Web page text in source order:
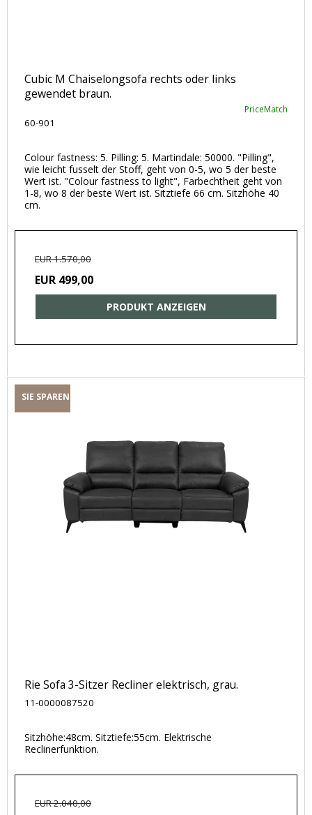
Cubic M Chaiselongsofa rechts oder links
gewendet braun.
PriceMatch
60-901
Colour fastness: 5. Pilling: 5. Martindale: 50000. "Pilling",
wie leicht fusselt der Stoff, geht von 0-5, wo 5 der beste
Wert ist. "Colour fastness to light", Farbechtheit geht von
1-8, wo 8 der beste Wert ist. Sitztiefe 66 cm. Sitzhöhe 40
cm.
EUR 1.570,00
EUR 499,00
PRODUKT ANZEIGEN
SIE SPAREN
Rie Sofa 3-Sitzer Recliner elektrisch, grau.
11-0000087520
Sitzhöhe:48cm. Sitztiefe:55cm. Elektrische
Reclinerfunktion.
EUR 2.040,00